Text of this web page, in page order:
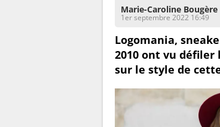
Marie-Caroline Bougère
1er septembre 2022 16:49
Logomania,
2010 ont vu défiler
sur le style de